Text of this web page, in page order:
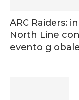
ARC Raiders:
North Line
evento globale